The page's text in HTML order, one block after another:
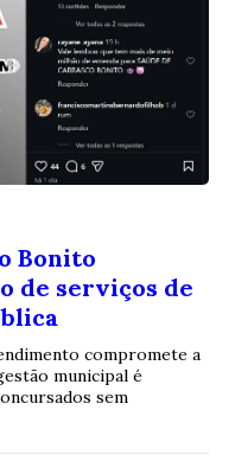
Bonito
de serviços de
compromete a
municipal é
sem